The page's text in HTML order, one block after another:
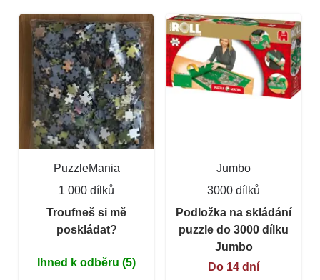
PuzzleMania
1 000 dílků
Troufneš si mě
poskládat?
Ihned k odběru (5)
Jumbo
3000 dílků
Podložka na skládání
puzzle do 3000 dílku
Jumbo
Do 14 dní